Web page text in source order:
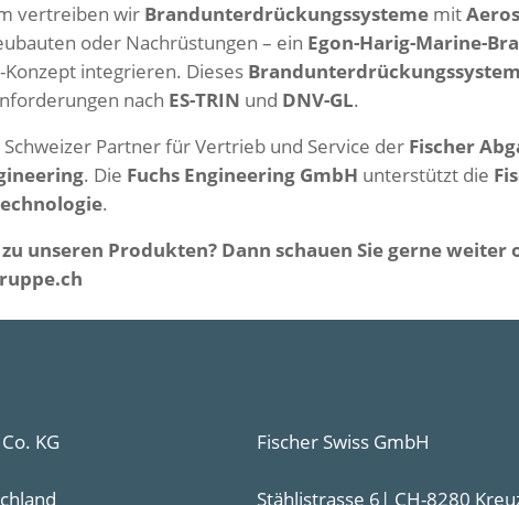
vertreiben wir Brandunterdrückungssysteme mit
oder Nachrüstungen – ein Egon-Harig-Marine-
integrieren. Dieses Brandunterdrückungssystem
nach ES-TRIN und DNV-GL.
Partner für Vertrieb und Service der Fischer
. Die Fuchs Engineering GmbH unterstützt die
.
unseren Produkten? Dann schauen Sie gerne weiter
KG
Fischer Swiss GmbH
Stählistrasse 6| CH-8280